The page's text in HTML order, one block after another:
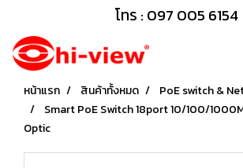
โทร : 097 005 6154
หน้าแรก สินค้าทั้งหมด
PoE switch &
Smart PoE Switch 18port 10/100/
Optic